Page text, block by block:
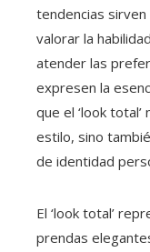
tendencias
valorar la
atender las
expresen la
que el ‘look
estilo, sino
de identidad
El ‘look total’
prendas